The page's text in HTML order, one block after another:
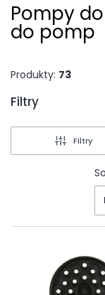
Pompy
do pomp
Produkty: 73
Filtry
Koniec filtrów
Filtry